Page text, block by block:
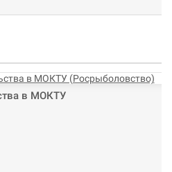
в МОКТУ